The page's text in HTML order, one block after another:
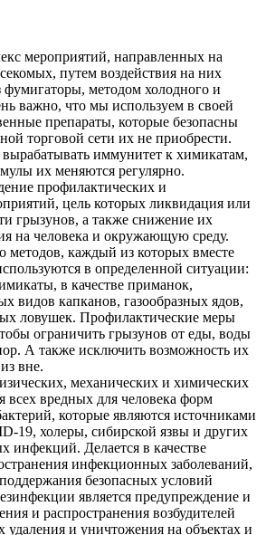
мероприятий, направленных на
путем воздействия на них
фумигаторы, методом холодного и
важно, что мы используем в своей
препараты, которые безопасны
торговой сети их не приобрести.
иммунитет к химикатам,
их меняются регулярно.
профилактических и
цель которых ликвидация или
грызунов, а также снижение их
на человека и окружающую среду.
методов, каждый из которых вместе
в определенной ситуации:
в качестве приманок,
видов капканов, газообразных ядов,
ловушек. Профилактические меры
ограничить грызунов от еды, воды
А также исключить возможность их
вне.
механических и химических
всех вредных для человека форм
которые являются источниками
19, холеры, сибирской язвы и других
Делается в качестве
инфекционных заболеваний,
безопасных условий
является предупреждение и
и распространения возбудителей
удаления и уничтожения на объектах и